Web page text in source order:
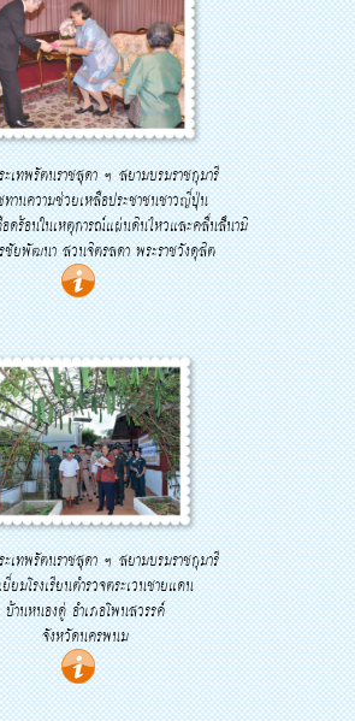
เทพรัตนราชสุดา ฯ สยามบรมราชกุมารี
ทานความช่วยเหลือประชาชนชาวญี่ปุ่น
ดร้อนในเหตุการณ์แผ่นดินไหวและคลื่นสึนามิ
ชัยพัฒนา สวนจิตรลดา พระราชวังดุสิต
เทพรัตนราชสุดา ฯ สยามบรมราชกุมารี
ยี่ยมโรงเรียนตำรวจตระเวนชายแดน
บ้านหนองดู่ อำเภอโพนสวรรค์
จังหวัดนครพนม